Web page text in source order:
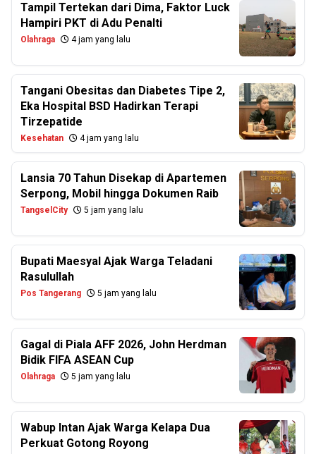
Tampil Tertekan dari Dima, Faktor Luck
Hampiri PKT di Adu Penalti
Olahraga 4 jam yang lalu
Tangani Obesitas dan Diabetes Tipe 2,
Eka Hospital BSD Hadirkan Terapi
Tirzepatide
Kesehatan 4 jam yang lalu
Lansia 70 Tahun Disekap di Apartemen
Serpong, Mobil hingga Dokumen Raib
TangselCity 5 jam yang lalu
Bupati Maesyal Ajak Warga Teladani
Rasulullah
Pos Tangerang 5 jam yang lalu
Gagal di Piala AFF 2026, John Herdman
Bidik FIFA ASEAN Cup
Olahraga 5 jam yang lalu
Wabup Intan Ajak Warga Kelapa Dua
Perkuat Gotong Royong